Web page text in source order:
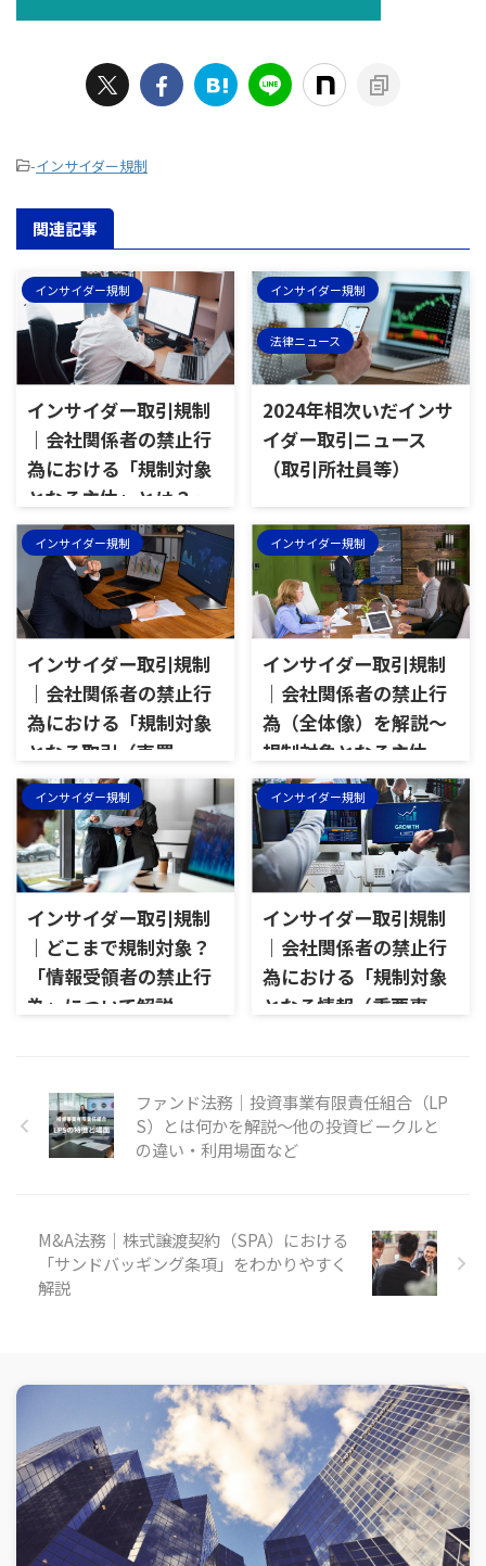
-インサイダー規制
関連記事
インサイダー規制
インサイダー取引規制
｜会社関係者の禁止行
為における「規制対象
となる主体」とは？～
内部者・準内部者など
インサイダー規制
法律ニュース
2024年相次いだインサ
イダー取引ニュース
（取引所社員等）
インサイダー規制
インサイダー取引規制
｜会社関係者の禁止行
為における「規制対象
となる取引（売買
等）」とは？～公表の
意義・適用除外など
インサイダー規制
インサイダー取引規制
｜会社関係者の禁止行
為（全体像）を解説～
規制対象となる主体・
情報・取引など
インサイダー規制
インサイダー取引規制
｜どこまで規制対象？
「情報受領者の禁止行
為」について解説
インサイダー規制
インサイダー取引規制
｜会社関係者の禁止行
為における「規制対象
となる情報（重要事
ファンド法務｜投資事業有限責任組合（LP
S）とは何かを解説～他の投資ビークルと
の違い・利用場面など
M&A法務｜株式譲渡契約（SPA）における
「サンドバッギング条項」をわかりやすく
解説